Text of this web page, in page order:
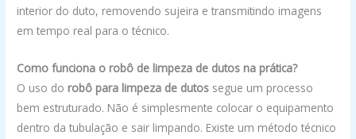
interior do duto, removendo sujeira e transmitindo imagens
em tempo real para o técnico.
Como funciona o robô de limpeza de dutos na prática?
O uso do robô para limpeza de dutos segue um processo
bem estruturado. Não é simplesmente colocar o equipamento
dentro da tubulação e sair limpando. Existe um método técnico